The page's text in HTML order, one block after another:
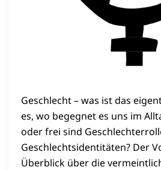
Geschlecht – was ist das
es, wo begegnet es uns im
oder frei sind
Geschlechtsidentitäten? Der
Überblick über die